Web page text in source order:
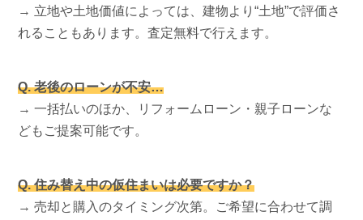
→ 立地や土地価値によっては、建物より“土地”で評価さ
れることもあります。査定無料で行えます。
Q. 老後のローンが不安…
→ 一括払いのほか、リフォームローン・親子ローンな
どもご提案可能です。
Q. 住み替え中の仮住まいは必要ですか？
→ 売却と購入のタイミング次第。ご希望に合わせて調